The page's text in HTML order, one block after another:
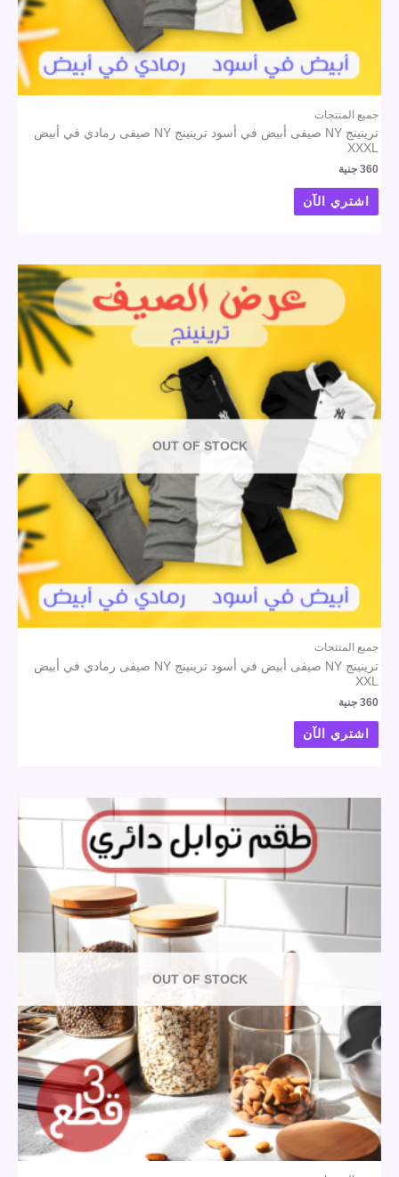
جميع المنتجات
ترينينج NY صيفى أبيض في أسود ترينينج NY صيفى رمادي في أبيض
XXXL
360 جنية
اشتري الآن
OUT OF STOCK
جميع المنتجات
ترينينج NY صيفى أبيض في أسود ترينينج NY صيفى رمادي في أبيض
XXL
360 جنية
اشتري الآن
OUT OF STOCK